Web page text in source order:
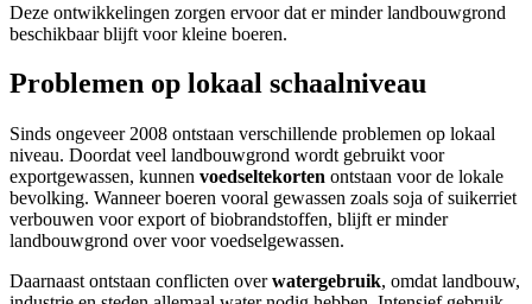
Deze ontwikkelingen zorgen ervoor dat er minder landbouwgrond
beschikbaar blijft voor kleine boeren.
Problemen op lokaal schaalniveau
Sinds ongeveer 2008 ontstaan verschillende problemen op lokaal
niveau. Doordat veel landbouwgrond wordt gebruikt voor
exportgewassen, kunnen voedseltekorten ontstaan voor de lokale
bevolking. Wanneer boeren vooral gewassen zoals soja of suikerriet
verbouwen voor export of biobrandstoffen, blijft er minder
landbouwgrond over voor voedselgewassen.
Daarnaast ontstaan conflicten overwatergebruik, omdat landbouw,